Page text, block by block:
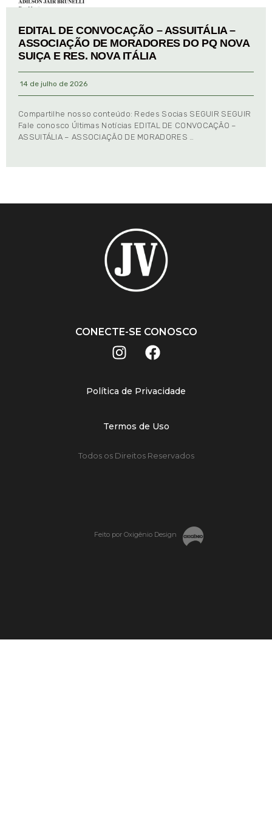
EDITAL DE CONVOCAÇÃO – ASSUITÁLIA –
ASSOCIAÇÃO DE MORADORES DO PQ NOVA
SUIÇA E RES. NOVA ITÁLIA
14 de julho de 2026
Compartilhe nosso conteúdo: Redes Socias SEGUIR SEGUIR
Fale conosco Últimas Notícias EDITAL DE CONVOCAÇÃO –
ASSUITÁLIA – ASSOCIAÇÃO DE MORADORES …
CONECTE-SE CONOSCO
Política de Privacidade
Termos de Uso
Todos os Direitos Reservados
Feito por Oxigênio Design